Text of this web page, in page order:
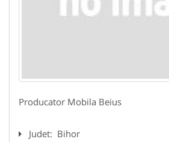
Producator Mobila Beius
Judet: Bihor